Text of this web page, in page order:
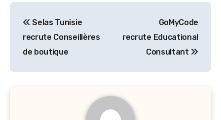
de
l’article
Selas Tunisie
recrute Conseillères
de boutique
GoMyCode
recrute Educational
Consultant